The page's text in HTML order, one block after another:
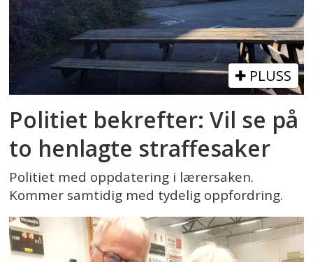
PLUSS
Politiet bekrefter: Vil se på
to henlagte straffesaker
Politiet med oppdatering i lærersaken.
Kommer samtidig med tydelig oppfordring.